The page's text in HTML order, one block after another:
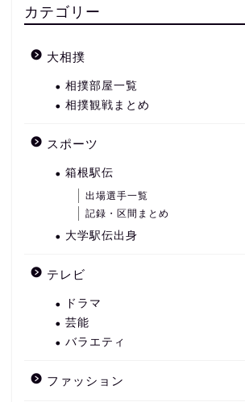
カテゴリー
大相撲
相撲部屋一覧
相撲観戦まとめ
スポーツ
箱根駅伝
出場選手一覧
記録・区間まとめ
大学駅伝出身
テレビ
ドラマ
芸能
バラエティ
ファッション